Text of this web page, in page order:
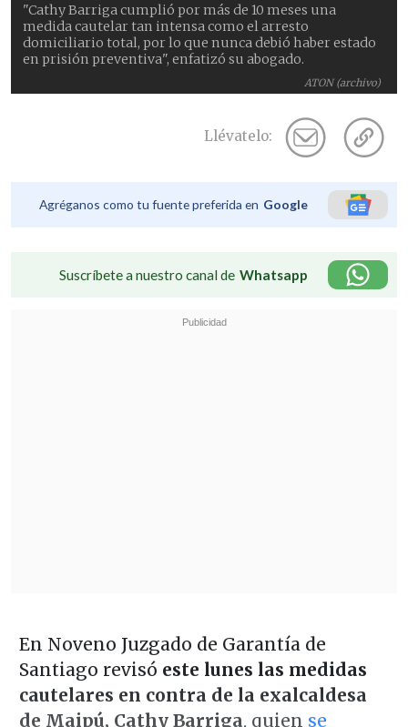
ATON (archivo)
"Cathy Barriga cumplió por más de 10 meses una
medida cautelar tan intensa como el arresto
domiciliario total, por lo que nunca debió haber estado
en prisión preventiva", enfatizó su abogado.
Llévatelo:
Agréganos como tu fuente preferida en Google
Suscríbete a nuestro canal de Whatsapp
En Noveno Juzgado de Garantía de
Santiago revisó este lunes las medidas
cautelares en contra de la exalcaldesa
de Maipú, Cathy Barriga, quien se